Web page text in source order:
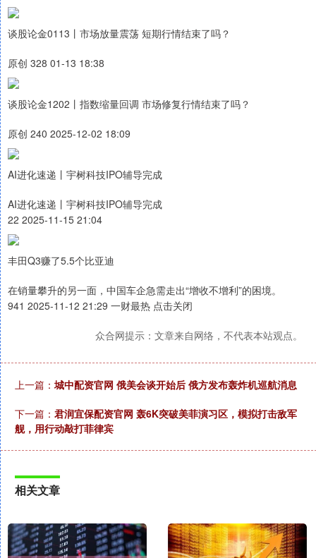
谈股论金0113丨市场放量震荡 短期行情结束了吗？
原创 328 01-13 18:38
谈股论金1202丨指数缩量回调 市场修复行情结束了吗？
原创 240 2025-12-02 18:09
AI进化速递丨宇树科技IPO辅导完成
AI进化速递丨宇树科技IPO辅导完成
22 2025-11-15 21:04
丰田Q3赚了5.5个比亚迪
在销量攀升的另一面，中国车企急需走出“增收不增利”的困境。
941 2025-11-12 21:29 一财最热 点击关闭
众合网提示：文章来自网络，不代表本站观点。
上一篇： 城中配资官网 俄美会谈开始后 俄方发布轰炸机巡航消息
下一篇： 君润宜保配资官网 轰6K突破美菲演习区，模拟打击敌军
舰，用行动敲打菲律宾
相关文章